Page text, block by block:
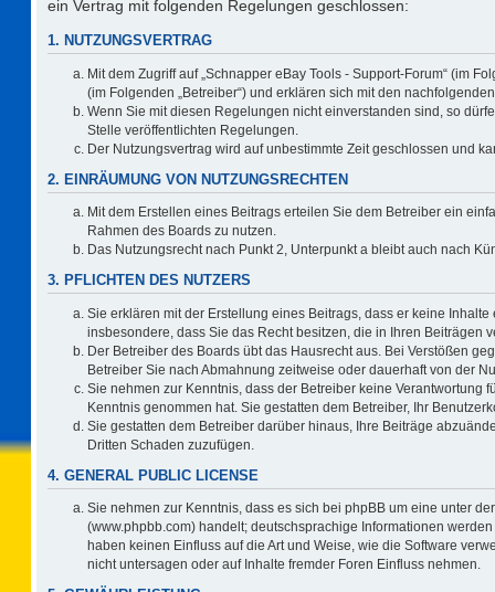
ein Vertrag mit folgenden Regelungen geschlossen:
1. NUTZUNGSVERTRAG
Mit dem Zugriff auf „Schnapper eBay Tools - Support-Forum“ (im
(im Folgenden „Betreiber“) und erklären sich mit den
Wenn Sie mit diesen Regelungen nicht einverstanden sind, so
Stelle veröffentlichten Regelungen.
Der Nutzungsvertrag wird auf unbestimmte Zeit geschlossen und
2. EINRÄUMUNG VON NUTZUNGSRECHTEN
Mit dem Erstellen eines Beitrags erteilen Sie dem Betreiber ein
Rahmen des Boards zu nutzen.
Das Nutzungsrecht nach Punkt 2, Unterpunkt a bleibt auch nach
3. PFLICHTEN DES NUTZERS
Sie erklären mit der Erstellung eines Beitrags, dass er keine
insbesondere, dass Sie das Recht besitzen, die in Ihren Beiträgen
Der Betreiber des Boards übt das Hausrecht aus. Bei Verstößen
Betreiber Sie nach Abmahnung zeitweise oder dauerhaft von der
Sie nehmen zur Kenntnis, dass der Betreiber keine Verantwortung
Kenntnis genommen hat. Sie gestatten dem Betreiber, Ihr
Sie gestatten dem Betreiber darüber hinaus, Ihre Beiträge
Dritten Schaden zuzufügen.
4. GENERAL PUBLIC LICENSE
Sie nehmen zur Kenntnis, dass es sich bei phpBB um eine unter der
(www.phpbb.com) handelt; deutschsprachige Informationen
haben keinen Einfluss auf die Art und Weise, wie die Software
nicht untersagen oder auf Inhalte fremder Foren Einfluss nehmen.